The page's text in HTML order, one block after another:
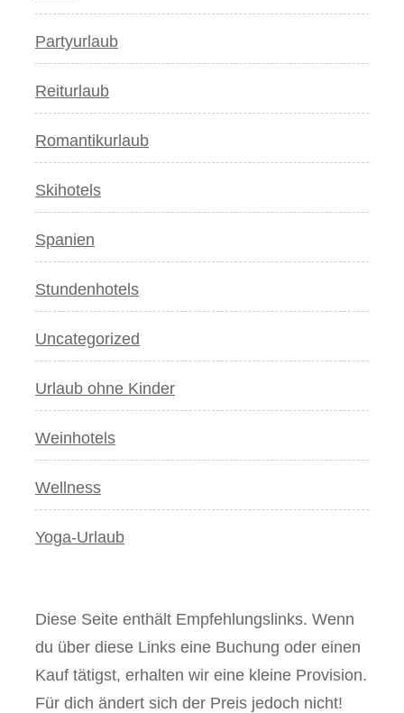
Partyurlaub
Reiturlaub
Romantikurlaub
Skihotels
Spanien
Stundenhotels
Uncategorized
Urlaub ohne Kinder
Weinhotels
Wellness
Yoga-Urlaub
Diese Seite enthält Empfehlungslinks. Wenn
du über diese Links eine Buchung oder einen
Kauf tätigst, erhalten wir eine kleine Provision.
Für dich ändert sich der Preis jedoch nicht!